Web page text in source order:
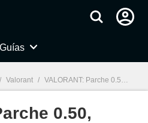
Guías
/ Valorant / VALORANT: Parche 0.50, buffs para la Vandal y nerfeo para Sage, ¡y muchos cambios en el HUD!
0.50,